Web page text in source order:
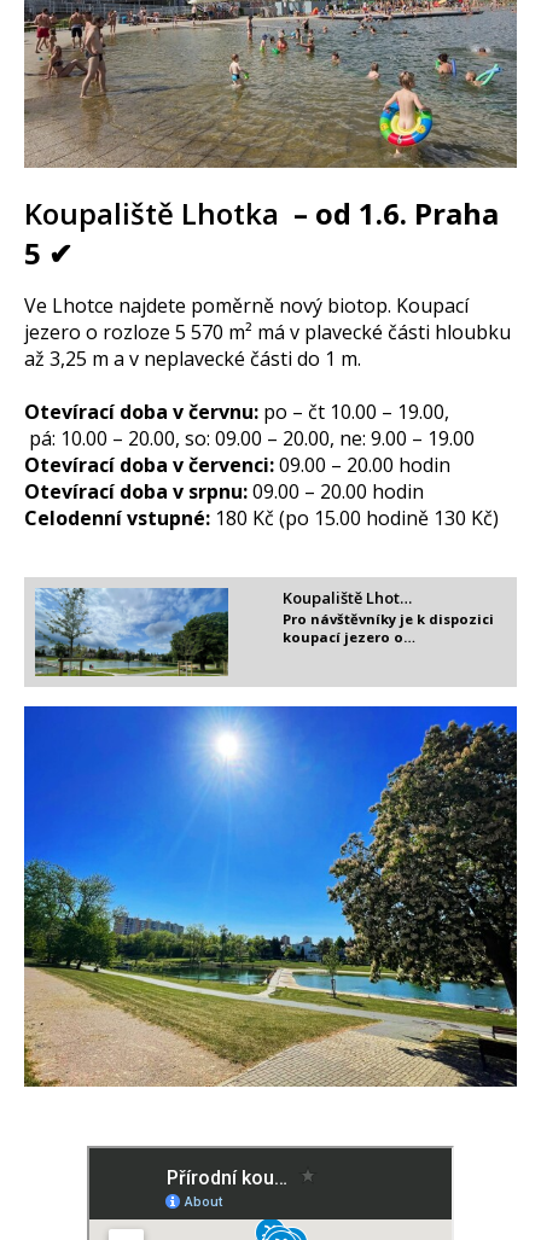
Koupaliště Lhotka – od 1.6. Praha
5 ✔
Ve Lhotce najdete poměrně nový biotop. Koupací
jezero o rozloze 5 570 m² má v plavecké části hloubku
až 3,25 m a v neplavecké části do 1 m.
Otevírací doba v červnu: po – čt 10.00 – 19.00,
pá: 10.00 – 20.00, so: 09.00 – 20.00, ne: 9.00 – 19.00
Otevírací doba v červenci:09.00 – 20.00 hodin
Otevírací doba v srpnu:09.00 – 20.00 hodin
Celodenní vstupné: 180 Kč (po 15.00 hodině 130 Kč)
Koupaliště Lhot…
Pro návštěvníky je k dispozici
koupací jezero o…